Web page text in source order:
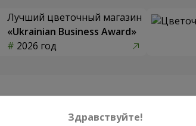
Лучший цветочный магазин
«Ukrainian Business Award»
2026 год
Фотогалерея
Здравствуйте!